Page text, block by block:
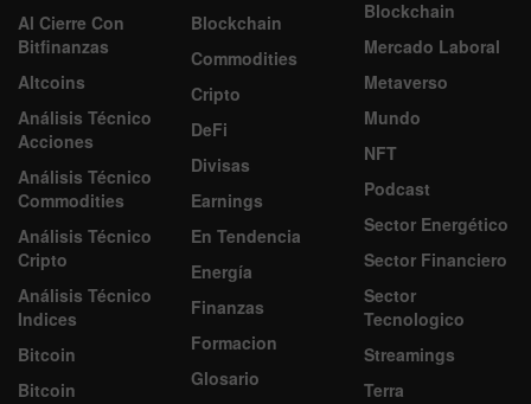
Al Cierre Con
Bitfinanzas
Altcoins
Análisis Técnico
Acciones
Análisis Técnico
Commodities
Análisis Técnico
Cripto
Análisis Técnico
Indices
Bitcoin
Bitcoin
Blockchain
Commodities
Cripto
DeFi
Divisas
Earnings
En Tendencia
Energía
Finanzas
Formacion
Glosario
Blockchain
Mercado Laboral
Metaverso
Mundo
NFT
Podcast
Sector Energético
Sector Financiero
Sector
Tecnologico
Streamings
Terra